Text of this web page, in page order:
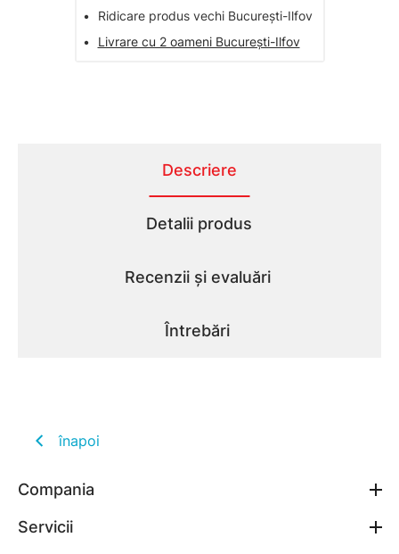
•
Ridicare produs vechi București-Ilfov
•
Livrare cu 2 oameni București-Ilfov
Descriere
Detalii produs
Recenzii și evaluări
Întrebări
înapoi
Compania
Servicii